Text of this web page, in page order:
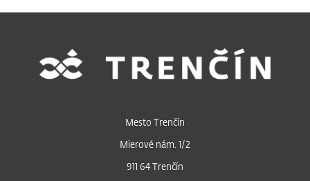
Mesto Trenčín
Mierové nám. 1/2
911 64 Trenčín